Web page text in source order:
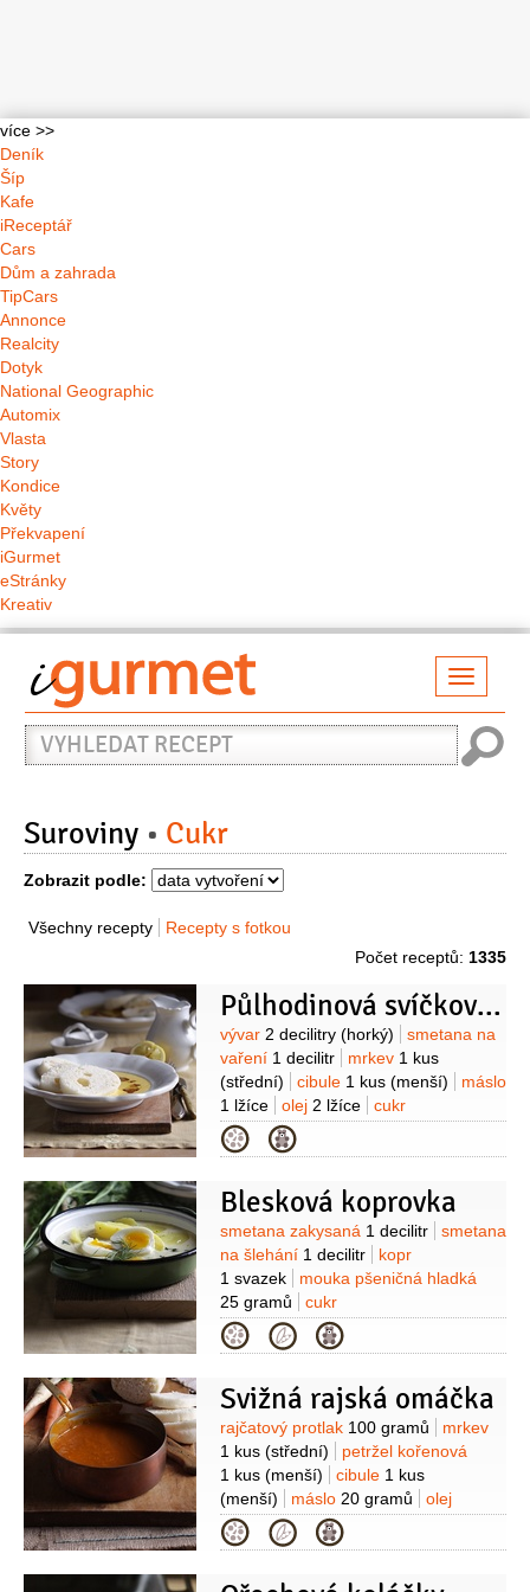
více >>
Deník
Šíp
Kafe
iReceptář
Cars
Dům a zahrada
TipCars
Annonce
Realcity
Dotyk
National Geographic
Automix
Vlasta
Story
Kondice
Květy
Překvapení
iGurmet
eStránky
Kreativ
Vyhledat
recept
Suroviny Cukr
Zobrazit podle:
Všechny recepty
Recepty s fotkou
Počet receptů: 1335
Půlhodinová svíčková omáčka
Suroviny
vývar 2 decilitry (horký)
smetana na
vaření 1 decilitr mrkev 1 kus
(střední)
cibule 1 kus (menší)
máslo
1 lžíce
olej 2 lžíce
cukr
1 lžíce
mouka pšeničná hladká
10 gramů
pepř černý1 kulička
Kategorie
Blesková koprovka
Suroviny
smetana zakysaná 1 decilitr
smetana
na šlehání 1 decilitr
kopr
1 svazek
mouka pšeničná hladká
25 gramů
cukr
2 lžičky
ocet sůl
Kategorie
Svižná rajská omáčka
Suroviny
rajčatový protlak 100 gramů
mrkev
1 kus (střední)
petržel kořenová
1 kus (menší) cibule 1 kus
(menší)
máslo 20 gramů
olej
2 lžíce
cukr1 lžíce
hladká2 lžičky pepř černý1 kulička
Kategorie